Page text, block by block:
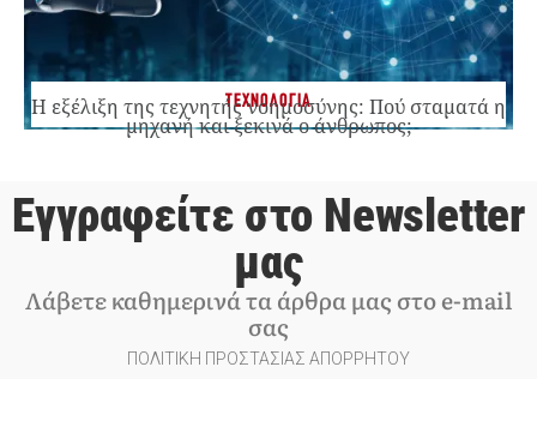
ΤΕΧΝΟΛΟΓΙΑ
Η εξέλιξη της τεχνητής νοημοσύνης: Πού σταματά η
μηχανή και ξεκινά ο άνθρωπος;
Εγγραφείτε στο Newsletter
μας
Λάβετε καθημερινά τα άρθρα μας στο e-mail
σας
ΠΟΛΙΤΙΚΗ ΠΡΟΣΤΑΣΙΑΣ ΑΠΟΡΡΗΤΟΥ